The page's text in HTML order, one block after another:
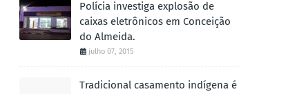
Polícia investiga explosão de
caixas eletrônicos em Conceição
do Almeida.
julho 07, 2015
Tradicional casamento indígena é